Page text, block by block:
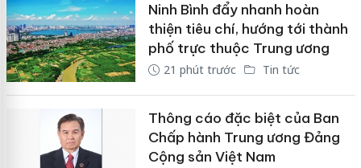
Ninh Bình đẩy nhanh hoàn
thiện tiêu chí, hướng tới thành
phố trực thuộc Trung ương
21 phút trước Tin tức
Thông cáo đặc biệt của Ban
Chấp hành Trung ương Đảng
Cộng sản Việt Nam